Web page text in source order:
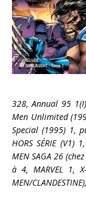
328, Annual 95
Men Unlimited
Special (1995) 1,
HORS SÉRIE (V1)
MEN SAGA 26
à 4, MARVEL 1,
MEN/